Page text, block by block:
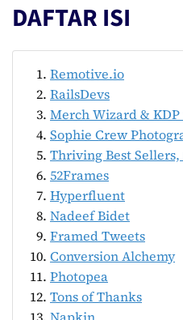
DAFTAR ISI
Remotive.io
RailsDevs
Merch Wizard &
Sophie Crew
Thriving Best Sellers,
52Frames
Hyperfluent
Nadeef Bidet
Framed Tweets
Conversion Alchemy
Photopea
Tons of Thanks